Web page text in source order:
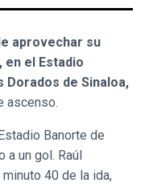
aprovechar su
en el Estadio
de Sinaloa,
ascenso.
Banorte de
a un gol. Raúl
40 de la ida,